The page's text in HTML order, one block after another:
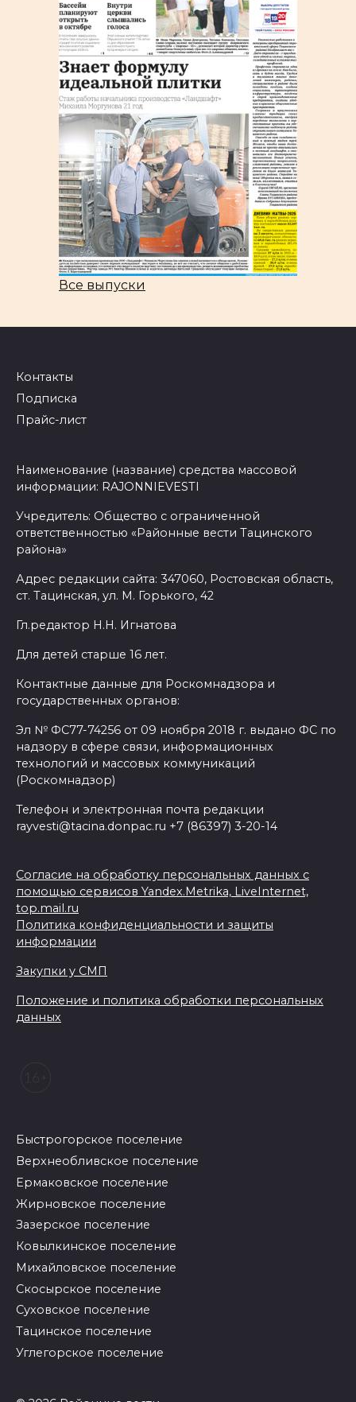
Все выпуски
Контакты
Подписка
Прайс-лист
Наименование (название) средства массовой
информации: RAJONNIEVESTI
Учредитель: Общество с ограниченной
ответственностью «Районные вести Тацинского
района»
Адрес редакции сайта: 347060, Ростовская область,
ст. Тацинская, ул. М. Горького, 42
Гл.редактор Н.Н. Игнатова
Для детей старше 16 лет.
Контактные данные для Роскомнадзора и
государственных органов:
Эл № ФС77-74256 от 09 ноября 2018 г. выдано ФС по
надзору в сфере связи, информационных
технологий и массовых коммуникаций
(Роскомнадзор)
Телефон и электронная почта редакции
rayvesti@tacina.donpac.ru +7 (86397) 3-20-14
Согласие на обработку персональных данных с
помощью сервисов Yandex.Metrika, LiveInternet,
top.mail.ru
Политика конфиденциальности и защиты
информации
Закупки у СМП
Положение и политика обработки персональных
данных
Быстрогорское поселение
Верхнеобливское поселение
Ермаковское поселение
Жирновское поселение
Зазерское поселение
Ковылкинское поселение
Михайловское поселение
Скосырское поселение
Суховское поселение
Тацинское поселение
Углегорское поселение